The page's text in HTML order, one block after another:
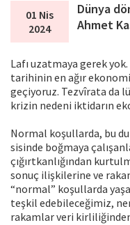
01 Nis
2024
Dünya
Ahmet
Lafı uzatmaya gerek
tarihinin en ağır
geçiyoruz. Tezvîrata da
krizin nedeni iktidarın
Normal koşullarda, bu
sisinde boğmaya
çığırtkanlığından
sonuç ilişkilerine ve
“normal” koşullarda
teşkil edebileceğimiz,
rakamlar veri